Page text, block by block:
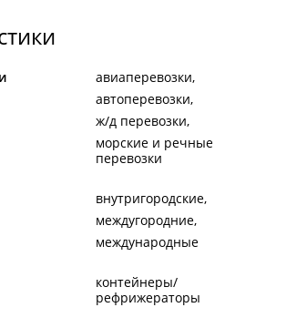
авиаперевозки
автоперевозки
ж/д перевозки
морские и речные
перевозки
внутригородские
междугородние
международные
контейнеры/
рефрижераторы